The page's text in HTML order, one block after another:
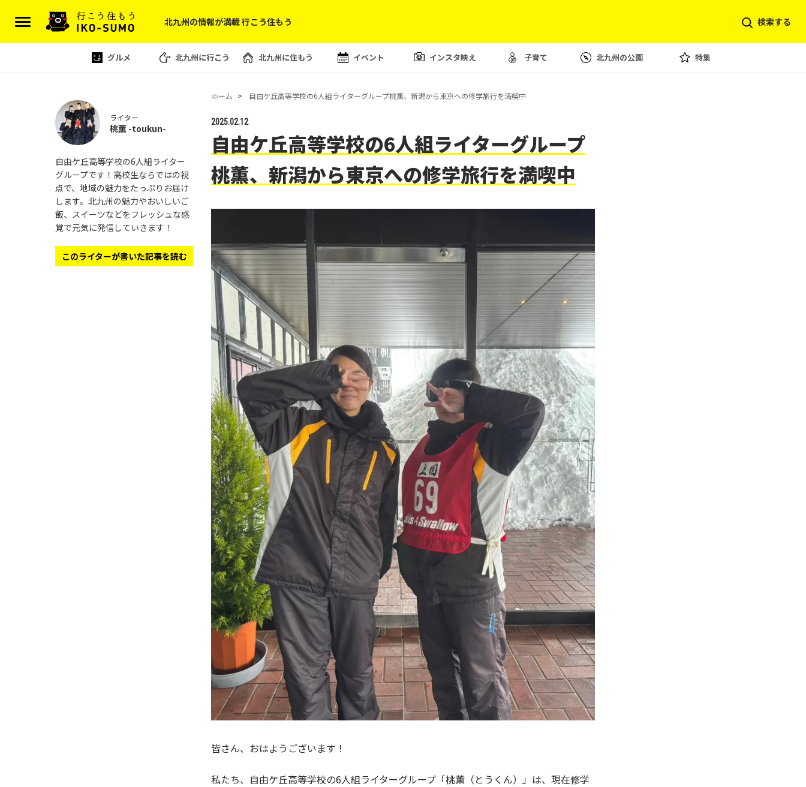
北九州の情報が満載 行こう住もう 検索する
グルメ 北九州に行こう 北九州に住もう イベント インスタ映え 子育て 北九州の公園 特集
ホーム 自由ケ丘高等学校の6人組ライターグループ桃薫、新潟から東京への修学旅行を満喫中
2025.02.12
自由ケ丘高等学校の6人組ライターグループ
桃薫、新潟から東京への修学旅行を満喫中
皆さん、おはようございます！
私たち、自由ケ丘高等学校の6人組ライターグループ「桃薫（とうくん）」は、現在修学
ライター
桃薫 -toukun-
自由ケ丘高等学校の6人組ライター
グループです！高校生ならではの視
点で、地域の魅力をたっぷりお届け
します。北九州の魅力やおいしいご
飯、スイーツなどをフレッシュな感
覚で元気に発信していきます！
このライターが書いた記事を読む